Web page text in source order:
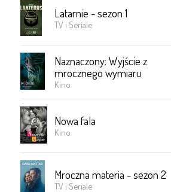
Latarnie - sezon 1
TV i Seriale
Naznaczony: Wyjście z
mrocznego wymiaru
Kino
Nowa fala
Kino
Mroczna materia - sezon 2
TV i Seriale